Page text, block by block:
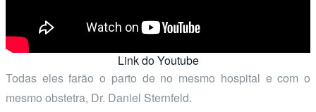
Link do Youtube
Todas eles farão o parto de no mesmo hospital e com o
mesmo obstetra, Dr. Daniel Sternfeld.